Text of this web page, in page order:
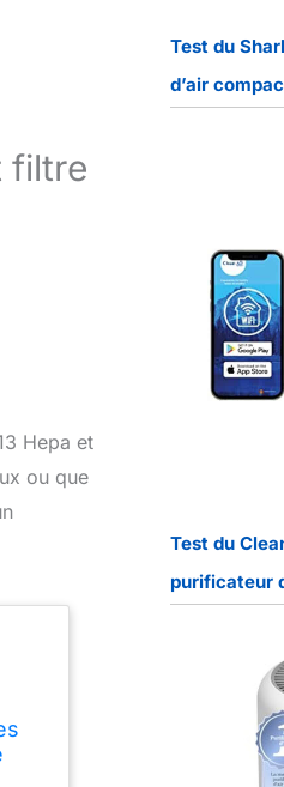
filtre
Hepa et
ou que
Test du
d’air
Test du
purificateur